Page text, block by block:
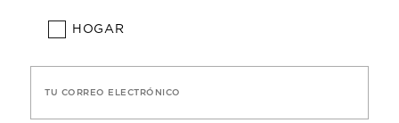
HOGAR
TU CORREO ELECTRÓNICO